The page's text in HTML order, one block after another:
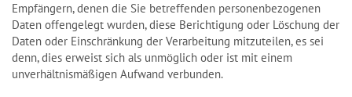
Empfängern, denen die Sie betreffenden personenbezogenen
Daten offengelegt wurden, diese Berichtigung oder Löschung der
Daten oder Einschränkung der Verarbeitung mitzuteilen, es sei
denn, dies erweist sich als unmöglich oder ist mit einem
unverhältnismäßigen Aufwand verbunden.